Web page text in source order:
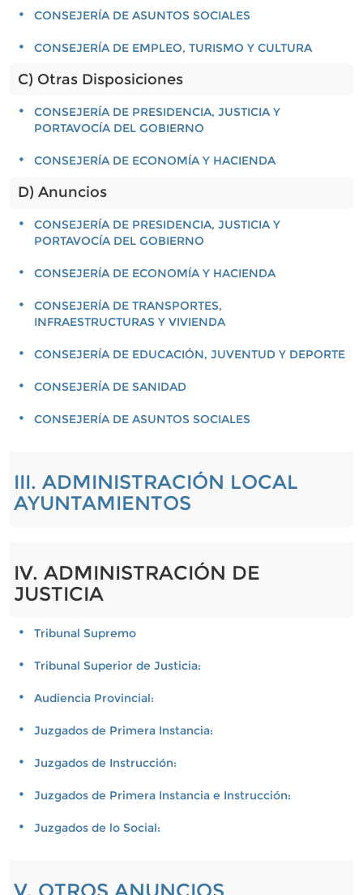
CONSEJERÍA DE ASUNTOS SOCIALES
CONSEJERÍA DE EMPLEO, TURISMO Y CULTURA
C) Otras Disposiciones
CONSEJERÍA DE PRESIDENCIA, JUSTICIA Y
PORTAVOCÍA DEL GOBIERNO
CONSEJERÍA DE ECONOMÍA Y HACIENDA
D) Anuncios
CONSEJERÍA DE PRESIDENCIA, JUSTICIA Y
PORTAVOCÍA DEL GOBIERNO
CONSEJERÍA DE ECONOMÍA Y HACIENDA
CONSEJERÍA DE TRANSPORTES,
INFRAESTRUCTURAS Y VIVIENDA
CONSEJERÍA DE EDUCACIÓN, JUVENTUD Y DEPORTE
CONSEJERÍA DE SANIDAD
CONSEJERÍA DE ASUNTOS SOCIALES
III. ADMINISTRACIÓN LOCAL
AYUNTAMIENTOS
IV. ADMINISTRACIÓN DE
JUSTICIA
Tribunal Supremo
Tribunal Superior de Justicia:
Audiencia Provincial:
Juzgados de Primera Instancia:
Juzgados de Instrucción:
Juzgados de Primera Instancia e Instrucción:
Juzgados de lo Social: